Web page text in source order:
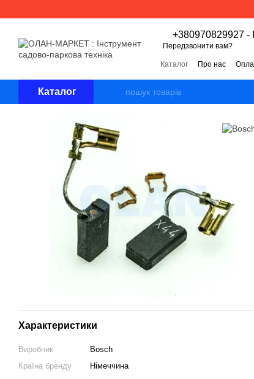
+380970829927 -
Передзвонити вам?
Каталог Про нас
Каталог
Характеристики
Виробник
Bosch
Країна бренду
Німеччина